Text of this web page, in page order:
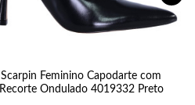
Scarpin Feminino Capodarte com
Recorte Ondulado 4019332 Preto